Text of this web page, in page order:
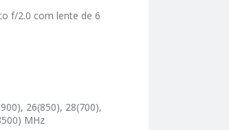
f/2.0 com lente de 6
26(850), 28(700),
MHz